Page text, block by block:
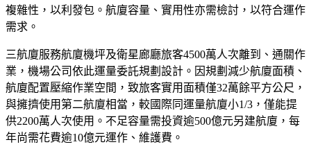
複雜性，以利發包。航廈容量、實用性亦需檢討，以符合運作
需求。
三航廈服務航廈機坪及衛星廊廳旅客4500萬人次離到、通關作
業，機場公司依此運量委託規劃設計。因規劃減少航廈面積、
航廈配置壓縮作業空間，致旅客實用面積僅32萬餘平方公尺，
與擁擠使用第二航廈相當，較國際同運量航廈小1/3，僅能提
供2200萬人次使用。不足容量需投資逾500億元另建航廈，每
年尚需花費逾10億元運作、維護費。